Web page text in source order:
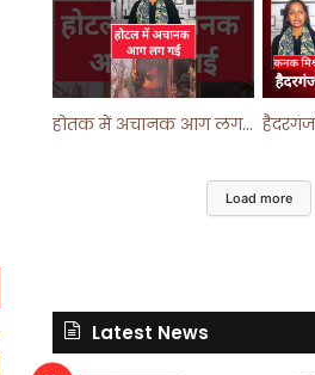
होतक में अचानक आग लगने से मचा हड़कंप ! #shortsfeed #shorts #viralshorts
Load more
Latest News